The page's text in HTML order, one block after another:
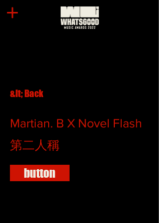
&lt; Back
Martian. B X Novel Flash
第二人稱
button